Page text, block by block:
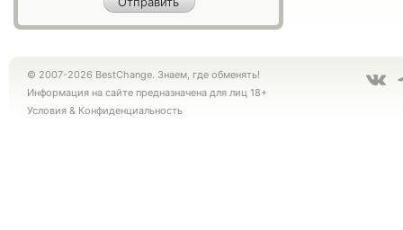
© 2007-2026 BestChange. Знаем, где обменять!
Информация на сайте предназначена для лиц 18+
Условия & Конфиденциальность